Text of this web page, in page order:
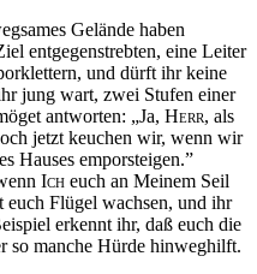
Gelände haben
entgegenstrebten, eine Leiter
und dürft ihr keine
jung wart, zwei Stufen einer
antworten: „Ja, Herr, als
jetzt keuchen wir, wenn wir
Hauses emporsteigen.”
Ich euch an Meinem Seil
euch Flügel wachsen, und ihr
erkennt ihr, daß euch die
so manche Hürde hinweghilft.